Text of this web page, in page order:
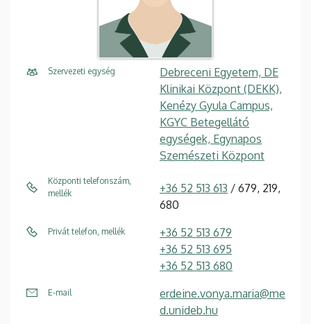
Szervezeti egység
Debreceni Egyetem, DE
Klinikai Központ (DEKK),
Kenézy Gyula Campus,
KGYC Betegellátó
egységek, Egynapos
Szemészeti Központ
Központi telefonszám,
mellék
+36 52 513 613 / 679, 219,
680
Privát telefon, mellék
+36 52 513 679
+36 52 513 695
+36 52 513 680
E-mail
erdeine.vonya.maria@me
d.unideb.hu